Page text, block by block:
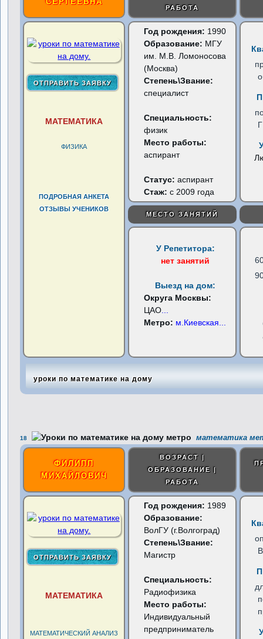
РАБОТА
МАТЕМАТИКА
ФИЗИКА
ПОДРОБНАЯ АНКЕТА
ОТЗЫВЫ УЧЕНИКОВ
Год рождения: 1990
Образование: МГУ
им. М.В. Ломоносова
(Москва)
Степень\Звание:
специалист
Специальность:
физик
Место работы:
аспирант
Статус:аспирант
Стаж: с 2009 года
МЕСТО ЗАНЯТИЙ
У Репетитора:
нет занятий
Выезд на дом:
Округа Москвы:
ЦАО
Метро: м.Киевская
уроки по математике на дому
18 математика
ФИЛИПП
МИХАЙЛОВИЧ
ВОЗРАСТ |
ОБРАЗОВАНИЕ |
РАБОТА
МАТЕМАТИКА
МАТЕМАТИЧЕСКИЙ АНАЛИЗ
Год рождения: 1989
Образование:
ВолГУ (г.Волгоград)
Степень\Звание:
Магистр
Специальность:
Радиофизика
Место работы:
Индивидуальный
предприниматель